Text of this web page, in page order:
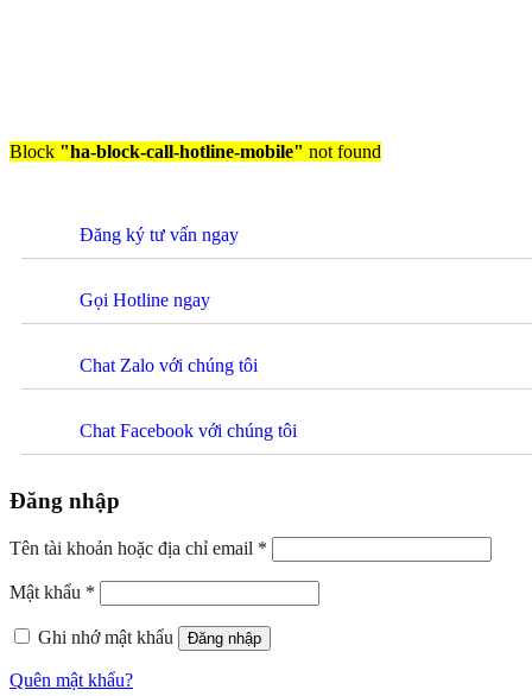
Block "ha-block-call-hotline-mobile" not found
Đăng ký tư vấn ngay
Gọi Hotline ngay
Chat Zalo với chúng tôi
Chat Facebook với chúng tôi
Đăng nhập
Tên tài khoản hoặc địa chỉ email *
Mật khẩu *
Ghi nhớ mật khẩu Đăng nhập
Quên mật khẩu?